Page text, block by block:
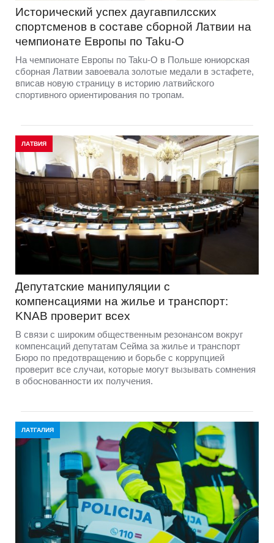
Исторический успех даугавпилсских
спортсменов в составе сборной Латвии на
чемпионате Европы по Taku-O
На чемпионате Европы по Taku-O в Польше юниорская
сборная Латвии завоевала золотые медали в эстафете,
вписав новую страницу в историю латвийского
спортивного ориентирования по тропам.
ЛАТВИЯ
Депутатские манипуляции с
компенсациями на жилье и транспорт:
KNAB проверит всех
В связи с широким общественным резонансом вокруг
компенсаций депутатам Сейма за жилье и транспорт
Бюро по предотвращению и борьбе с коррупцией
проверит все случаи, которые могут вызывать сомнения
в обоснованности их получения.
ЛАТГАЛИЯ